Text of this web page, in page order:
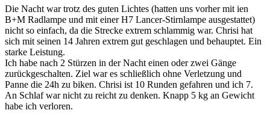
Die Nacht war trotz des guten Lichtes (hatten uns vorher mit ien
B+M Radlampe und mit einer H7 Lancer-Stirnlampe ausgestattet)
nicht so einfach, da die Strecke extrem schlammig war. Chrisi hat
sich mit seinen 14 Jahren extrem gut geschlagen und behauptet. Ein
starke Leistung.
Ich habe nach 2 Stürzen in der Nacht einen oder zwei Gänge
zurückgeschalten. Ziel war es schließlich ohne Verletzung und
Panne die 24h zu biken. Chrisi ist 10 Runden gefahren und ich 7.
An Schlaf war nicht zu reicht zu denken. Knapp 5 kg an Gewicht
habe ich verloren.